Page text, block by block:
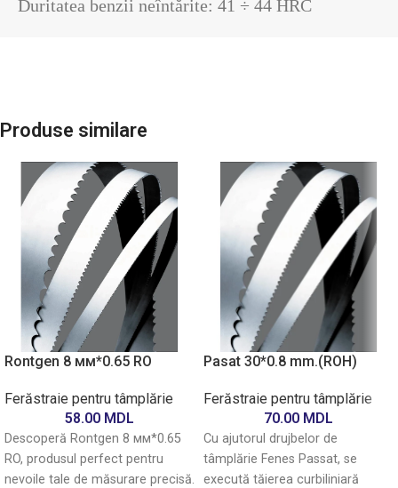
Duritatea benzii neîntărite: 41 ÷ 44 HRC
Produse similare
Rontgen 8 мм*0.65 RO
Ferăstraie pentru tâmplărie
58.00 MDL
Descoperă Rontgen 8 мм*0.65
RO, produsul perfect pentru
nevoile tale de măsurare precisă.
Pasat 30*0.8 mm.(ROH)
Ferăstraie pentru tâmplărie
70.00 MDL
Cu ajutorul drujbelor de
tâmplărie Fenes Passat, se
execută tăierea curbiliniară